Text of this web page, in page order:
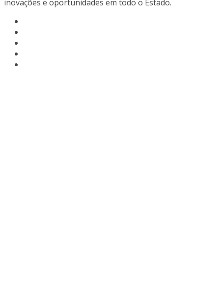
inovações e oportunidades em todo o Estado.